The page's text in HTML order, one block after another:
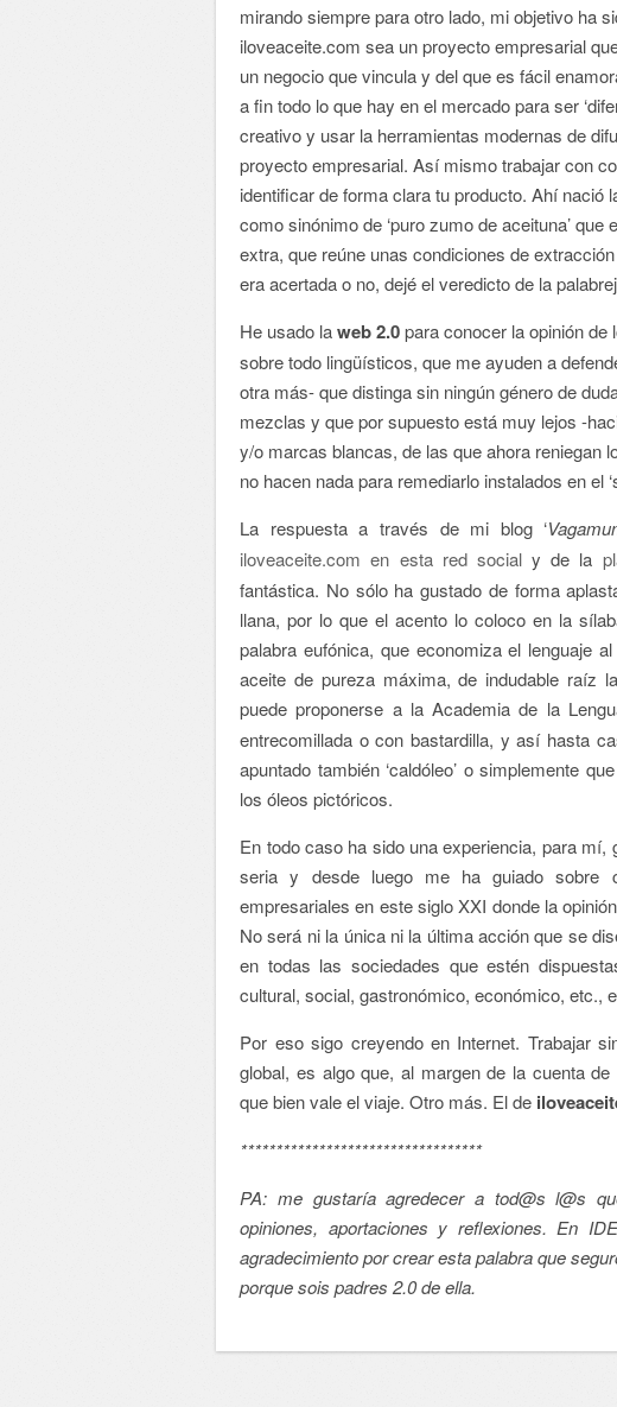
mirando siempre para otro lado, mi objetivo ha
iloveaceite.com sea un proyecto empresarial
un negocio que vincula y del que es fácil
a fin todo lo que hay en el mercado para ser
creativo y usar la herramientas modernas de
proyecto empresarial. Así mismo trabajar con
identificar de forma clara tu producto. Ahí nació
como sinónimo de ‘puro zumo de aceituna’
extra, que reúne unas condiciones de
era acertada o no, dejé el veredicto de la
He usado laweb 2.0para conocer la opinión
sobre todo lingüísticos, que me ayuden a
otra más- que distinga sin ningún género de
mezclas y que por supuesto está muy lejos -
y/o marcas blancas, de las que ahora reniegan
no hacen nada para remediarlo instalados en el
La respuesta a través de mi blog ‘
iloveaceite.com en esta red socialy de la
fantástica. No sólo ha gustado de forma
llana, por lo que el acento lo coloco en la
palabra eufónica, que economiza el lenguaje
aceite de pureza máxima, de indudable raíz
puede proponerse a la Academia de la
entrecomillada o con bastardilla, y así hasta
apuntado también ‘caldóleo’ o simplemente
los óleos pictóricos.
En todo caso ha sido una experiencia, para
seria y desde luego me ha guiado sobre
empresariales en este siglo XXI donde la
No será ni la única ni la última acción que se
en todas las sociedades que estén
cultural, social, gastronómico, económico, etc.,
Por eso sigo creyendo en Internet. Trabajar
global, es algo que, al margen de la cuenta
que bien vale el viaje. Otro más. El de
**********************************
PA: me gustaría agredecer a tod@s l@s
opiniones, aportaciones y reflexiones. En
agradecimiento por crear esta palabra que
porque sois padres 2.0 de ella.